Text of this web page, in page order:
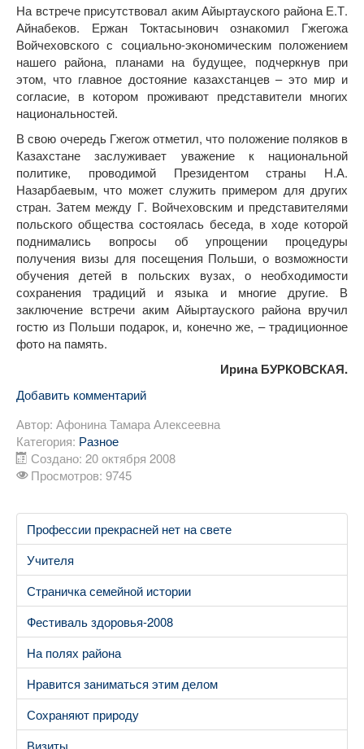
На встрече присутствовал аким Айыртауского района Е.Т.
Айнабеков. Ержан Токтасынович ознакомил Гжегожа
Войчеховского с социально-экономическим положением
нашего района, планами на будущее, подчеркнув при
этом, что главное достояние казахстанцев – это мир и
согласие, в котором проживают представители многих
национальностей.
В свою очередь Гжегож отметил, что положение поляков в
Казахстане заслуживает уважение к национальной
политике, проводимой Президентом страны Н.А.
Назарбаевым, что может служить примером для других
стран. Затем между Г. Войчеховским и представителями
польского общества состоялась беседа, в ходе которой
поднимались вопросы об упрощении процедуры
получения визы для посещения Польши, о возможности
обучения детей в польских вузах, о необходимости
сохранения традиций и языка и многие другие. В
заключение встречи аким Айыртауского района вручил
гостю из Польши подарок, и, конечно же, – традиционное
фото на память.
Ирина БУРКОВСКАЯ.
Добавить комментарий
Автор: Афонина Тамара Алексеевна
Категория: Разное
Создано: 20 октября 2008
Просмотров: 9745
Профессии прекрасней нет на свете
Учителя
Страничка семейной истории
Фестиваль здоровья-2008
На полях района
Нравится заниматься этим делом
Сохраняют природу
Визиты